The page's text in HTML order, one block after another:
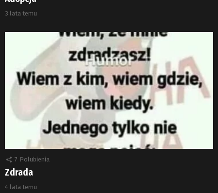
3 lata temu
7 Polubienia
Zdrada
4 lata temu